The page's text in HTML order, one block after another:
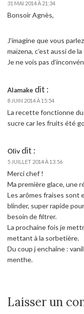
31 MAI 2014 À 21:34
Bonsoir Agnès,
J’imagine que vous
maïzena, c’est aussi de
Je ne vois pas
Alamake dit :
8 JUIN 2014 À 15:54
La recette fonctionne
sucre car les fruits été
Oliv dit :
5 JUILLET 2014 À 13:56
Merci chef !
Ma première glace, une
Les arômes fraises sont
blinder, super rapide
besoin de filtrer.
La prochaine fois je
mettant à la sorbetière.
Du coup j enchaîne :
menthe.
Laisser un